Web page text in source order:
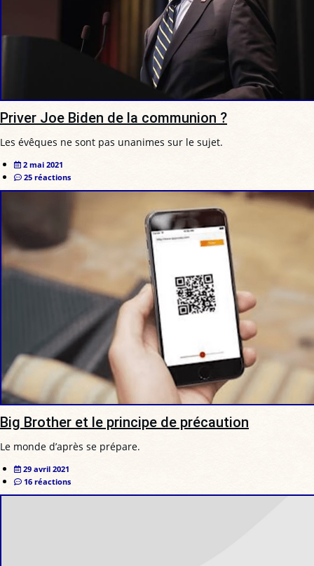
Priver Joe Biden de la communion ?
Les évêques ne sont pas unanimes sur le sujet.
2 mai 2021
25 réactions
Big Brother et le principe de précaution
Le monde d’après se prépare.
29 avril 2021
16 réactions